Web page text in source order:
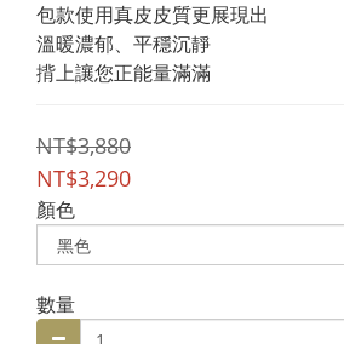
包款使用真皮皮質更展現出
溫暖濃郁、平穩沉靜
揹上讓您正能量滿滿
NT$3,880
NT$3,290
顏色
數量